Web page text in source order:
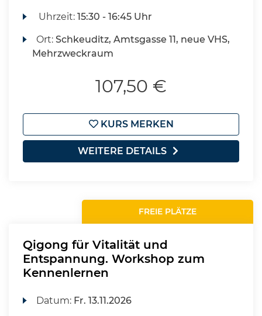
Uhrzeit:15:30 - 16:45 Uhr
Ort:Schkeuditz, Amtsgasse 11, neue VHS,
Mehrzweckraum
107,50 €
KURS MERKEN
WEITERE DETAILS
FREIE PLÄTZE
Qigong für Vitalität und
Entspannung. Workshop zum
Kennenlernen
Datum: Fr. 13.11.2026